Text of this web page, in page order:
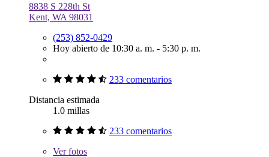
8838 S 228th St
Kent, WA 98031
(253) 852-0429
Hoy abierto de 10:30 a. m. - 5:30 p. m.
233 comentarios
Distancia estimada
1.0 millas
233 comentarios
Verfotos